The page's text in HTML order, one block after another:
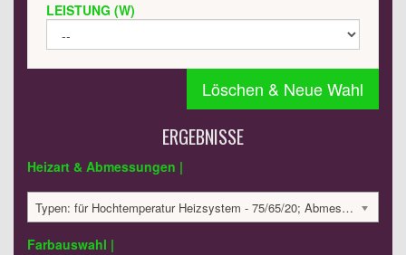
LEISTUNG (W)
Löschen & Neue Wahl
ERGEBNISSE
Heizart & Abmessungen |
Typen: für Hochtemperatur Heizsystem - 75/65/20; Abmessungen: 807x450x35 mm; 250 Watt:; 1066.04 €
Farbauswahl |